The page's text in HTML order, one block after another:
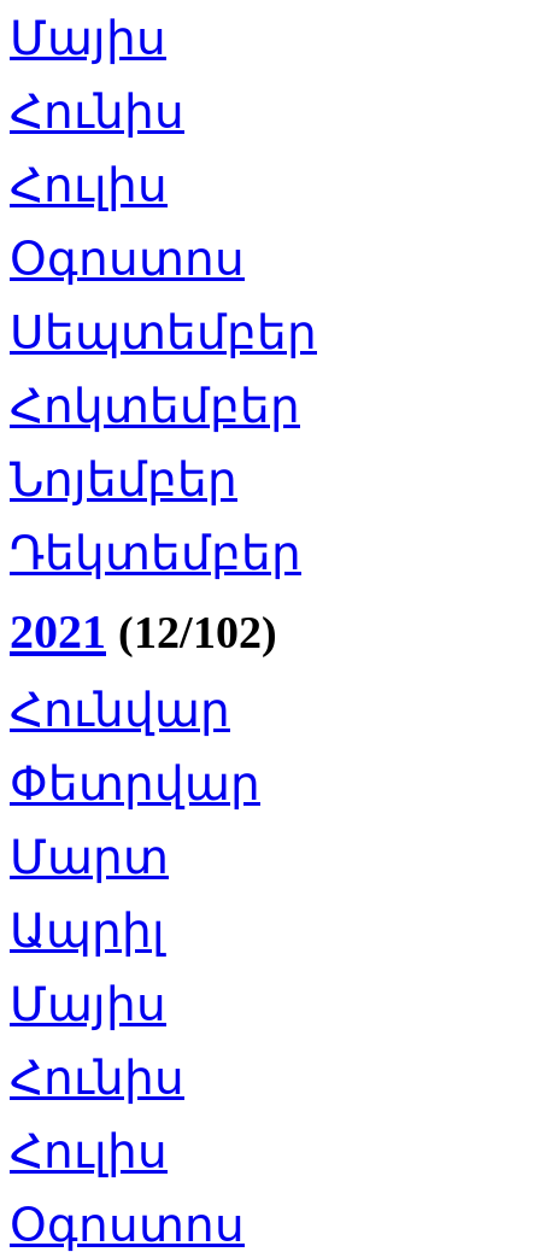
Մայիս
Հունիս
Հուլիս
Օգոստոս
Սեպտեմբեր
Հոկտեմբեր
Նոյեմբեր
Դեկտեմբեր
2021 (12/102)
Հունվար
Փետրվար
Մարտ
Ապրիլ
Մայիս
Հունիս
Հուլիս
Օգոստոս